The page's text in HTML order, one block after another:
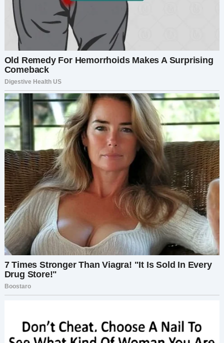
— А вот это от Бобби после бейсбольной
тренировки. Мариам тогда ругалась… — он
рассмеялся и вытер слезу. — Но не смогла долго
сердиться, когда он взглянул на неё своими
щенячьими глазами: «Мама, я тренировался,
чтобы быть как папа!» И она таяла.
Он прошёл на кухню, где до сих пор висел её
фартук — выцветший, но чистый.
— Помнишь рождественские утра, любимая?
Пятеро детей несутся по лестнице, а ты
делаешь вид, что не слышишь, как они уже две
недели подглядывают под ёлку…
По вторникам Арнольд обычно сидел на
крыльце и наблюдал за соседскими детьми, что
бегали по двору Бена. Их смех напоминал ему
те дни, когда его собственный двор был полон
жизни. Сегодня рутину прервал радостный
крик соседа:
— Арни! Представляешь, мои сыновья
Арнольд выдавил улыбку, хотя сердце заныло: